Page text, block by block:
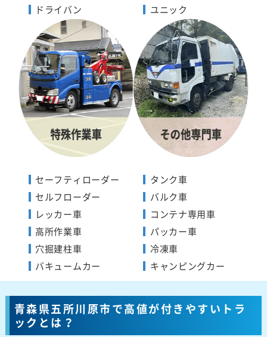
ドライバン
ユニック
セーフティローダー
セルフローダー
レッカー車
高所作業車
穴掘建柱車
バキュームカー
タンク車
バルク車
コンテナ専用車
パッカー車
冷凍車
キャンピングカー
青森県五所川原市で高値が付きやすいトラ
ックとは？